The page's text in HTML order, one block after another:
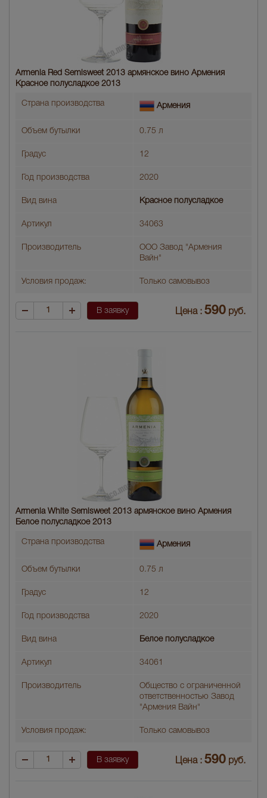
Armenia Red Semisweet 2013 армянское вино Армения
Красное полусладкое 2013
Страна производства Армения
Объем бутылки 0.75 л
Градус 12
Год производства 2020
Вид вина Красное полусладкое
Артикул 34063
Производитель
ООО Завод "Армения
Вайн"
Условия продаж: Только самовывоз
В заявку Цена : 590 руб.
Armenia White Semisweet 2013 армянское вино Армения
Белое полусладкое 2013
Страна производства Армения
Объем бутылки 0.75 л
Градус 12
Год производства 2020
Вид вина Белое полусладкое
Артикул 34061
Производитель
Общество с ограниченной
ответственностью Завод
"Армения Вайн"
Условия продаж: Только самовывоз
В заявку Цена : 590 руб.